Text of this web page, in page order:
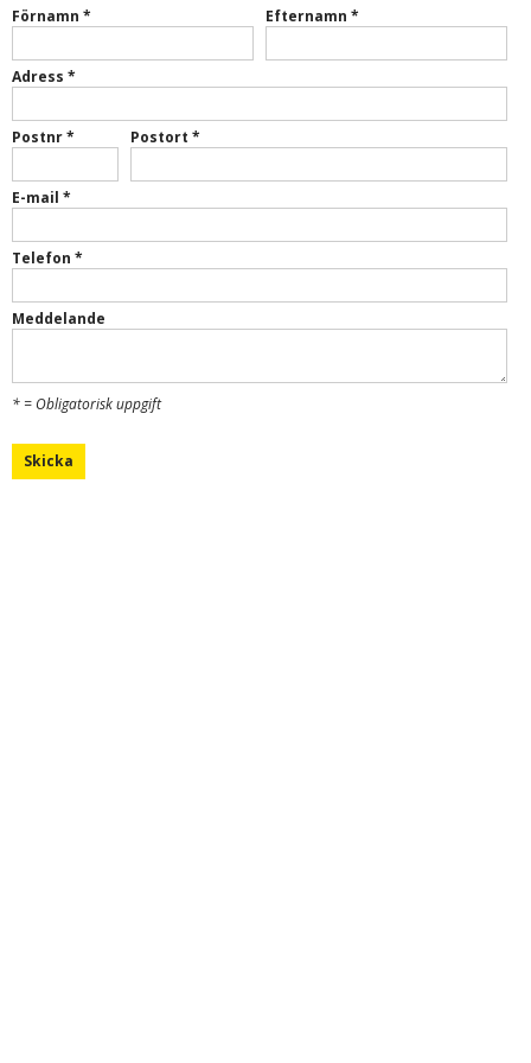
Förnamn * Efternamn *
Adress *
Postnr * Postort *
E-mail *
Telefon *
Meddelande
* = Obligatorisk uppgift